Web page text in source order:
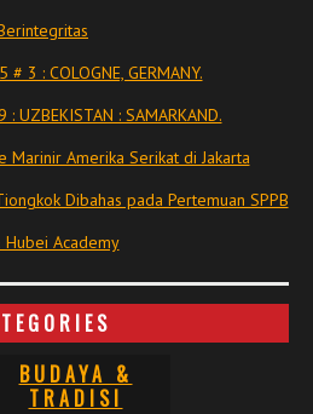
# 3 : COLOGNE, GERMANY.
UZBEKISTAN : SAMARKAND.
Marinir Amerika Serikat di Jakarta
Dibahas pada Pertemuan SPPB
Academy
BUDAYA &
TRADISI